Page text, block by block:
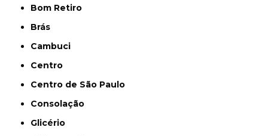
Bom Retiro
Brás
Cambuci
Centro
Centro de São Paulo
Consolação
Glicério